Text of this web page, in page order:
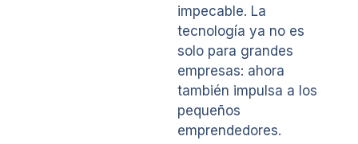
impecable. La
tecnología ya no es
solo para grandes
empresas: ahora
también impulsa a los
pequeños
emprendedores.